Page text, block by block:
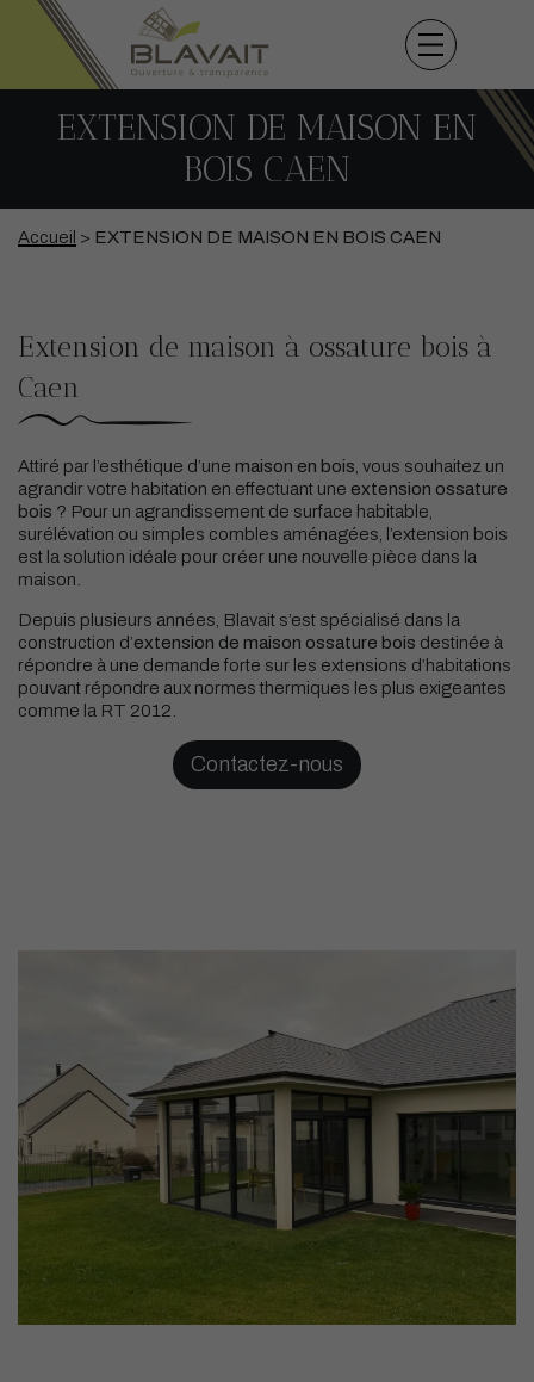
EXTENSION DE MAISON EN
BOIS CAEN
Accueil > EXTENSION DE MAISON EN BOIS CAEN
Extension de maison à ossature bois à
Caen
Attiré par l’esthétique d’une maison en bois , vous souhaitez un
agrandir votre habitation en effectuant une extension ossature
bois ? Pour un agrandissement de surface habitable,
surélévation ou simples combles aménagées, l’extension bois
est la solution idéale pour créer une nouvelle pièce dans la
maison.
Depuis plusieurs années, Blavait s’est spécialisé dans la
construction d’extension de maison ossature bois destinée à
répondre à une demande forte sur les extensions d’habitations
pouvant répondre aux normes thermiques les plus exigeantes
comme la RT 2012.
Contactez-nous